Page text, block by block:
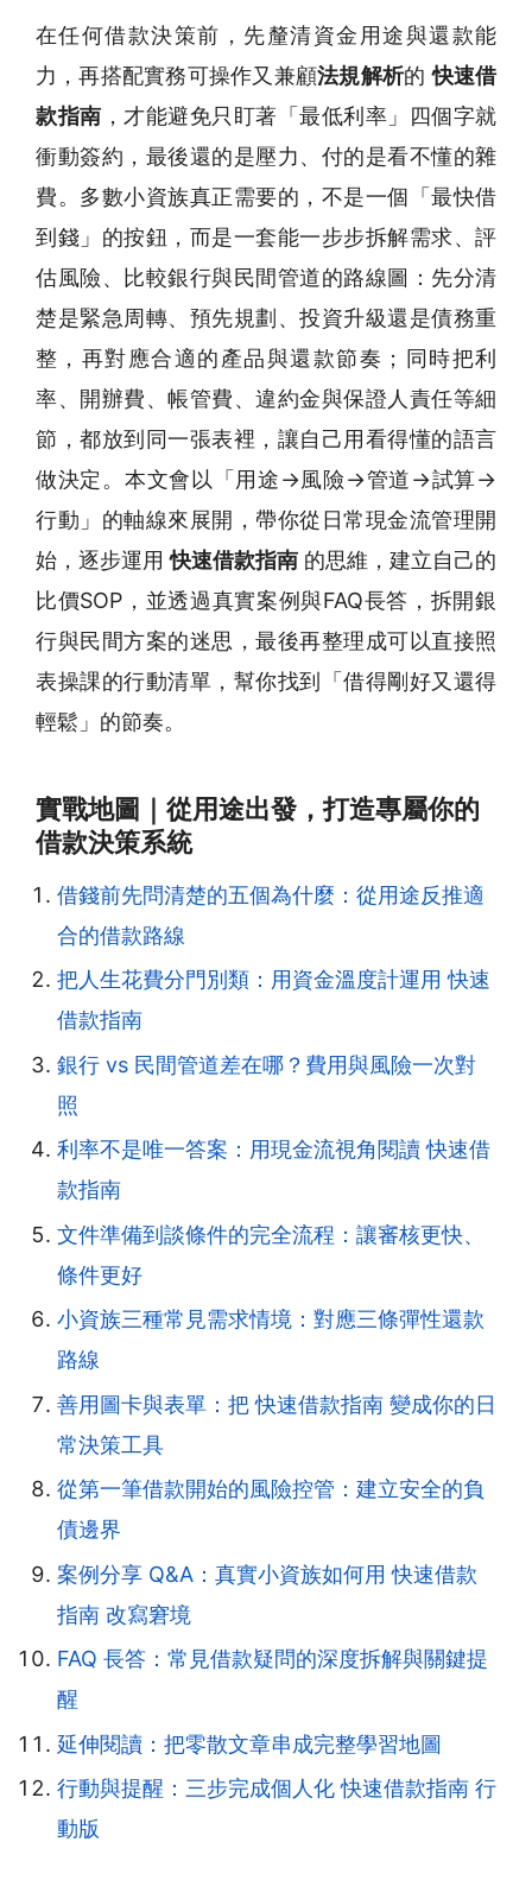
在任何借款決策前，先釐清資金用途與還款能
力，再搭配實務可操作又兼顧法規解析的快速借
款指南 ，才能避免只盯著「最低利率」四個字就
衝動簽約，最後還的是壓力、付的是看不懂的雜
費。多數小資族真正需要的，不是一個「最快借
到錢」的按鈕，而是一套能一步步拆解需求、評
估風險、比較銀行與民間管道的路線圖：先分清
楚是緊急周轉、預先規劃、投資升級還是債務重
整，再對應合適的產品與還款節奏；同時把利
率、開辦費、帳管費、違約金與保證人責任等細
節，都放到同一張表裡，讓自己用看得懂的語言
做決定。本文會以「用途→風險→管道→試算→
行動」的軸線來展開，帶你從日常現金流管理開
始，逐步運用快速借款指南 的思維，建立自己的
比價SOP，並透過真實案例與FAQ長答，拆開銀
行與民間方案的迷思，最後再整理成可以直接照
表操課的行動清單，幫你找到「借得剛好又還得
輕鬆」的節奏。
實戰地圖｜從用途出發，打造專屬你的
借款決策系統
借錢前先問清楚的五個為什麼：從用途反推適
合的借款路線
把人生花費分門別類：用資金溫度計運用 快速
借款指南
銀行 vs 民間管道差在哪？費用與風險一次對
照
利率不是唯一答案：用現金流視角閱讀 快速借
款指南
文件準備到談條件的完全流程：讓審核更快、
條件更好
小資族三種常見需求情境：對應三條彈性還款
路線
善用圖卡與表單：把 快速借款指南 變成你的日
常決策工具
從第一筆借款開始的風險控管：建立安全的負
債邊界
案例分享 Q&A：真實小資族如何用 快速借款
指南 改寫窘境
FAQ 長答：常見借款疑問的深度拆解與關鍵提
醒
延伸閱讀：把零散文章串成完整學習地圖
行動與提醒：三步完成個人化 快速借款指南 行
動版